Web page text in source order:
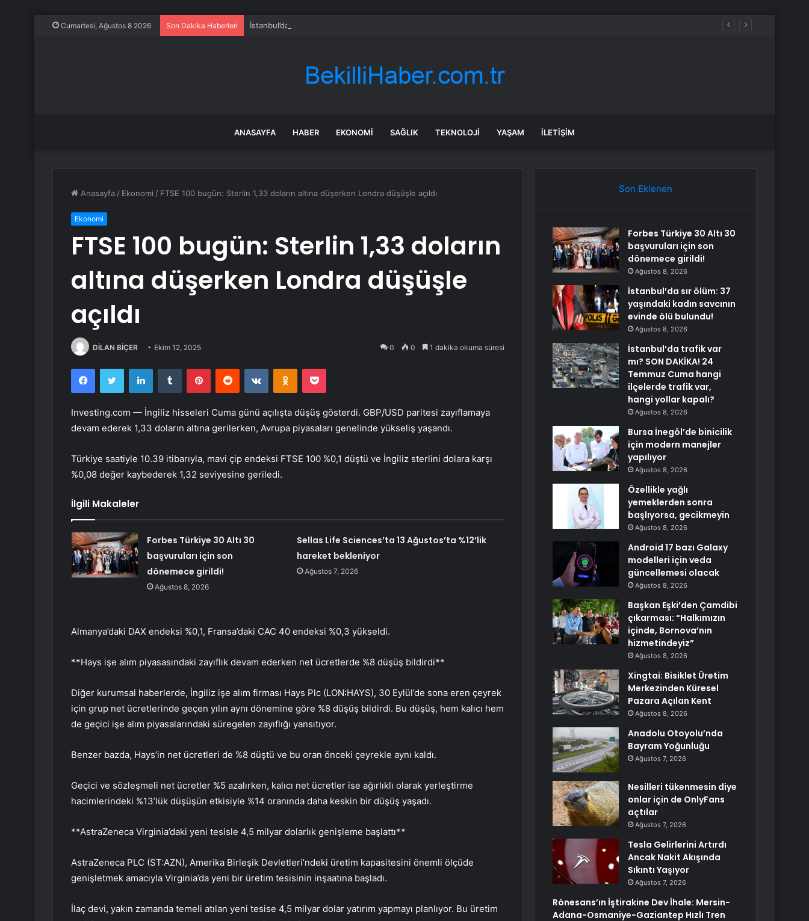
Cumartesi, Ağustos 8 2026 Son Dakika Haberleri İstanbul’da sır ölüm: 37 yaşındaki kadın savcının evinde ölü bulundu!
ANASAYFA HABER EKONOMI SAĞLIK TEKNOLOJI YAŞAM İLETIŞIM
Anasayfa / Ekonomi / FTSE 100 bugün: Sterlin 1,33 doların altına düşerken Londra düşüşle açıldı
Ekonomi
FTSE 100 bugün: Sterlin 1,33 doların
altına düşerken Londra düşüşle
açıldı
DİLAN BİÇER Ekim 12, 2025 0 0 1 dakika okuma süresi
FacebookTwitter LinkedInTumblr PinterestReddit VKontakteOdnoklassniki
Pocket
Investing.com — İngiliz hisseleri Cuma günü açılışta düşüş gösterdi. GBP/USD paritesi zayıflamaya
devam ederek 1,33 doların altına gerilerken, Avrupa piyasaları genelinde yükseliş yaşandı.
Türkiye saatiyle 10.39 itibarıyla, mavi çip endeksi FTSE 100 %0,1 düştü ve İngiliz sterlini dolara karşı
%0,08 değer kaybederek 1,32 seviyesine geriledi.
İlgili Makaleler
Forbes Türkiye 30 Altı 30
başvuruları için son
dönemece girildi!
Ağustos 8, 2026
Sellas Life Sciences’ta 13 Ağustos’ta %12’lik
hareket bekleniyor
Ağustos 7, 2026
Almanya’daki DAX endeksi %0,1, Fransa’daki CAC 40 endeksi %0,3 yükseldi.
**Hays işe alım piyasasındaki zayıflık devam ederken net ücretlerde %8 düşüş bildirdi**
Diğer kurumsal haberlerde, İngiliz işe alım firması Hays Plc (LON:HAYS), 30 Eylül’de sona eren çeyrek
için grup net ücretlerinde geçen yılın aynı dönemine göre %8 düşüş bildirdi. Bu düşüş, hem kalıcı hem
de geçici işe alım piyasalarındaki süregelen zayıflığı yansıtıyor.
Benzer bazda, Hays’in net ücretleri de %8 düştü ve bu oran önceki çeyrekle aynı kaldı.
Geçici ve sözleşmeli net ücretler %5 azalırken, kalıcı net ücretler ise ağırlıklı olarak yerleştirme
hacimlerindeki %13’lük düşüşün etkisiyle %14 oranında daha keskin bir düşüş yaşadı.
**AstraZeneca Virginia’daki yeni tesisle 4,5 milyar dolarlık genişleme başlattı**
AstraZeneca PLC (ST:AZN), Amerika Birleşik Devletleri’ndeki üretim kapasitesini önemli ölçüde
genişletmek amacıyla Virginia’da yeni bir üretim tesisinin inşaatına başladı.
İlaç devi, yakın zamanda temeli atılan yeni tesise 4,5 milyar dolar yatırım yapmayı planlıyor. Bu üretim
Son Eklenen
Forbes Türkiye 30 Altı 30
başvuruları için son
dönemece girildi!
Ağustos 8, 2026
İstanbul’da sır ölüm: 37
yaşındaki kadın savcının
evinde ölü bulundu!
Ağustos 8, 2026
İstanbul’da trafik var
mı? SON DAKİKA! 24
Temmuz Cuma hangi
ilçelerde trafik var,
hangi yollar kapalı?
Ağustos 8, 2026
Bursa İnegöl’de binicilik
için modern manejler
yapılıyor
Ağustos 8, 2026
Özellikle yağlı
yemeklerden sonra
başlıyorsa, gecikmeyin
Ağustos 8, 2026
Android 17 bazı Galaxy
modelleri için veda
güncellemesi olacak
Ağustos 8, 2026
Başkan Eşki’den Çamdibi
çıkarması: “Halkımızın
içinde, Bornova’nın
hizmetindeyiz”
Ağustos 8, 2026
Xingtai: Bisiklet Üretim
Merkezinden Küresel
Pazara Açılan Kent
Ağustos 8, 2026
Anadolu Otoyolu’nda
Bayram Yoğunluğu
Ağustos 7, 2026
Nesilleri tükenmesin diye
onlar için de OnlyFans
açtılar
Ağustos 7, 2026
Tesla Gelirlerini Artırdı
Ancak Nakit Akışında
Sıkıntı Yaşıyor
Ağustos 7, 2026
Rönesans’ın İştirakine Dev İhale: Mersin-
Adana-Osmaniye-Gaziantep Hızlı Tren